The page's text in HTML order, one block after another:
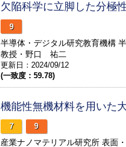
欠陥科学に立脚した分極
9
半導体・デジタル研究教育機構
教授・野口 祐二
更新日：2024/09/12
(一致度：59.78)
機能性無機材料を用いた
7 9
産業ナノマテリアル研究所 表面